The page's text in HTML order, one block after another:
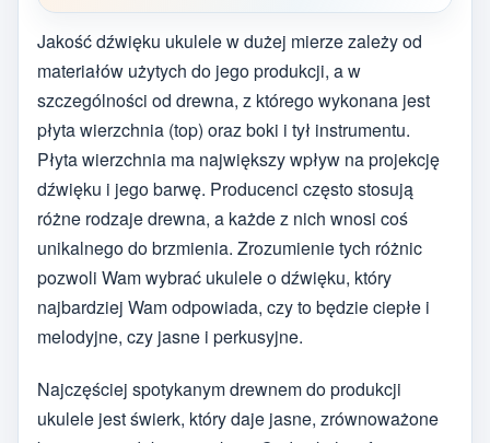
Jakość dźwięku ukulele w dużej mierze zależy od
materiałów użytych do jego produkcji, a w
szczególności od drewna, z którego wykonana jest
płyta wierzchnia (top) oraz boki i tył instrumentu.
Płyta wierzchnia ma największy wpływ na projekcję
dźwięku i jego barwę. Producenci często stosują
różne rodzaje drewna, a każde z nich wnosi coś
unikalnego do brzmienia. Zrozumienie tych różnic
pozwoli Wam wybrać ukulele o dźwięku, który
najbardziej Wam odpowiada, czy to będzie ciepłe i
melodyjne, czy jasne i perkusyjne.
Najczęściej spotykanym drewnem do produkcji
ukulele jest świerk, który daje jasne, zrównoważone